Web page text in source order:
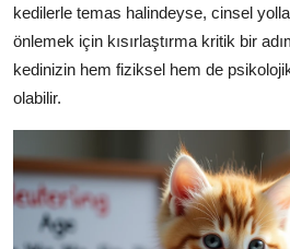
kedilerle temas halindeyse, cinsel yolla
önlemek için kısırlaştırma kritik bir
kedinizin hem fiziksel hem de
olabilir.